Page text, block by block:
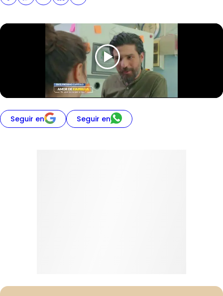
Seguir en Seguir en